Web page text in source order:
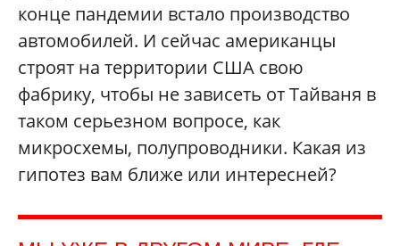
конце пандемии встало производство
автомобилей. И сейчас американцы
строят на территории США свою
фабрику, чтобы не зависеть от Тайваня в
таком серьезном вопросе, как
микросхемы, полупроводники. Какая из
гипотез вам ближе или интересней?